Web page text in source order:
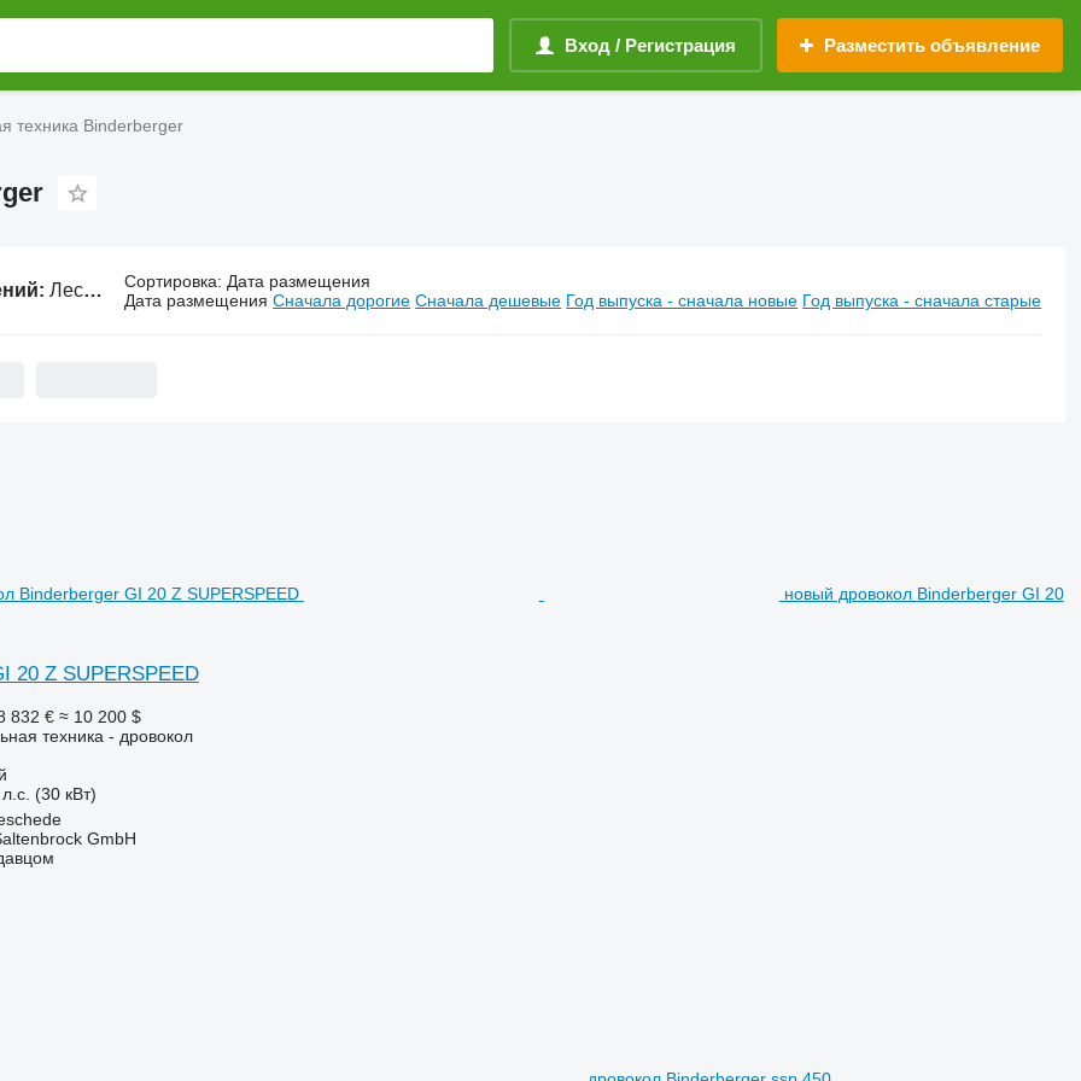
Вход / Регистрация Разместить объявление
техника Binderberger
Лесозаготовительная техника Binderberger Сортировка: Дата размещения
Дата размещения Сначала дорогие Сначала дешевые Год выпуска - сначала новые Год выпуска - сначала старые
новый дровокол Binderberger GI 20
20 Z SUPERSPEED
832 € ≈ 10 200 $
техника - дровокол
(30 кВт)
GmbH